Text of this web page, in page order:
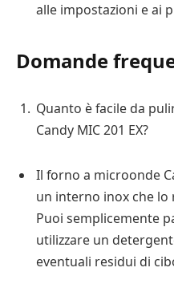
alle impostazioni e ai
Domande
Quanto è facile da
Candy MIC 201 EX?
Il forno a microonde
un interno inox che lo
Puoi semplicemente
utilizzare un
eventuali residui di